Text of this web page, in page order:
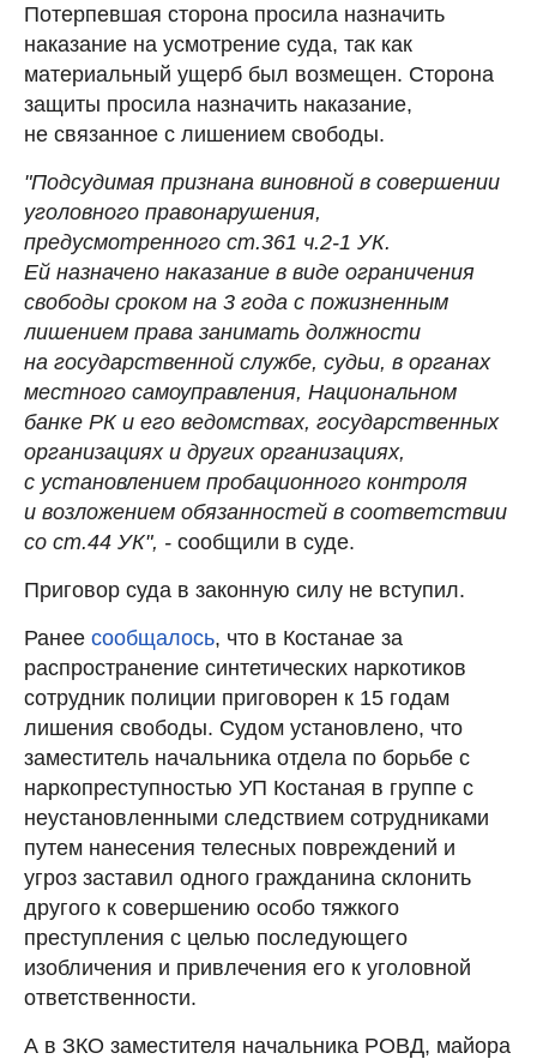
Потерпевшая сторона просила назначить
наказание на усмотрение суда, так как
материальный ущерб был возмещен. Сторона
защиты просила назначить наказание,
не связанное с лишением свободы.
"Подсудимая признана виновной в совершении
уголовного правонарушения,
предусмотренного ст.361 ч.2-1 УК.
Ей назначено наказание в виде ограничения
свободы сроком на 3 года с пожизненным
лишением права занимать должности
на государственной службе, судьи, в органах
местного самоуправления, Национальном
банке РК и его ведомствах, государственных
организациях и других организациях,
с установлением пробационного контроля
и возложением обязанностей в соответствии
со ст.44 УК", - сообщили в суде.
Приговор суда в законную силу не вступил.
Ранее сообщалось, что в Костанае за
распространение синтетических наркотиков
сотрудник полиции приговорен к 15 годам
лишения свободы. Судом установлено, что
заместитель начальника отдела по борьбе с
наркопреступностью УП Костаная в группе с
неустановленными следствием сотрудниками
путем нанесения телесных повреждений и
угроз заставил одного гражданина склонить
другого к совершению особо тяжкого
преступления с целью последующего
изобличения и привлечения его к уголовной
ответственности.
А в ЗКО заместителя начальника РОВД, майора